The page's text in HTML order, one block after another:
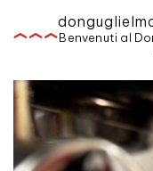
Benvenuti al